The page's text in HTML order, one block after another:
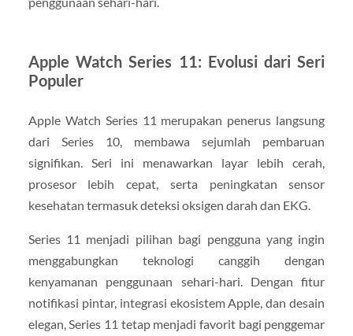
Apple Watch Series 11: Evolusi dari Seri
Populer
Apple Watch Series 11 merupakan penerus langsung
dari Series 10, membawa sejumlah pembaruan
signifikan. Seri ini menawarkan layar lebih cerah,
prosesor lebih cepat, serta peningkatan sensor
kesehatan termasuk deteksi oksigen darah dan EKG.
Series 11 menjadi pilihan bagi pengguna yang ingin
menggabungkan teknologi canggih dengan
kenyamanan penggunaan sehari-hari. Dengan fitur
notifikasi pintar, integrasi ekosistem Apple, dan desain
elegan, Series 11 tetap menjadi favorit bagi penggemar